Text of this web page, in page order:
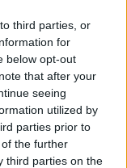
third parties, or
for
below opt-out
that after your
seeing
utilized by
parties prior to
the further
third parties on the
mozgást az új
nyílt